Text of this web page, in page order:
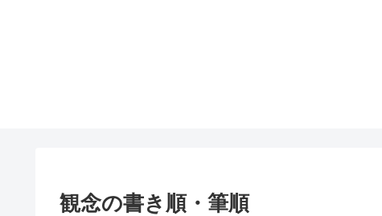
観念の書き順・筆順